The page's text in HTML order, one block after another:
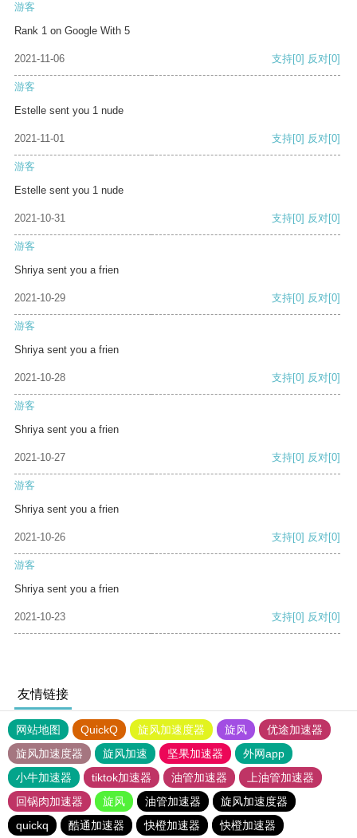
游客
Rank 1 on Google With 5
2021-11-06 支持[0] 反对[0]
游客
Estelle sent you 1 nude
2021-11-01 支持[0] 反对[0]
游客
Estelle sent you 1 nude
2021-10-31 支持[0] 反对[0]
游客
Shriya sent you a frien
2021-10-29 支持[0] 反对[0]
游客
Shriya sent you a frien
2021-10-28 支持[0] 反对[0]
游客
Shriya sent you a frien
2021-10-27 支持[0] 反对[0]
游客
Shriya sent you a frien
2021-10-26 支持[0] 反对[0]
游客
Shriya sent you a frien
2021-10-23 支持[0] 反对[0]
友情链接
网站地图 QuickQ 旋风加速度器 旋风
优途加速器
旋风加速度器
旋风加速 坚果加速器
外网app
小牛加速器
tiktok加速器 油管加速器
上油管加速器
回锅肉加速器
旋风 油管加速器
旋风加速度器
quickq
酷通加速器 快橙加速器 快橙加速器